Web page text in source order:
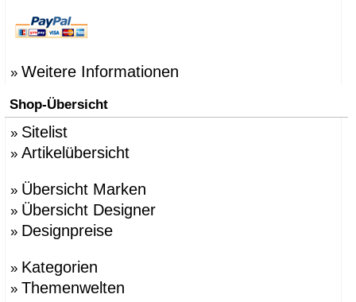
» Weitere Informationen
Shop-Übersicht
» Sitelist
» Artikelübersicht
» Übersicht Marken
» Übersicht Designer
» Designpreise
» Kategorien
» Themenwelten